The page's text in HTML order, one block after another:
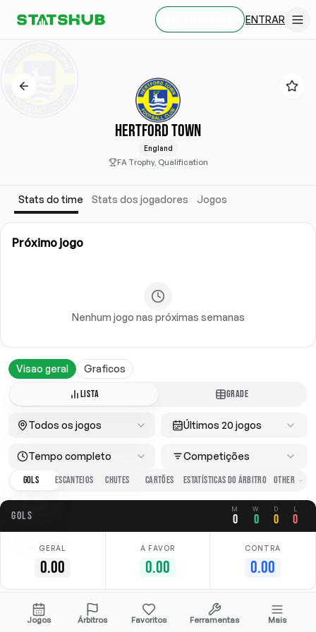
ENTRAR
HERTFORD TOWN
England
FA Trophy, Qualification
Stats do time Stats dos jogadores Jogos
Próximo jogo
Nenhum jogo nas próximas semanas
Visao geral Graficos
LISTA GRADE
Todos os jogos Últimos 20 jogos
Tempo completo
Competições
GOLS
ESCANTEIOS CHUTES CARTÕES ESTATÍSTICAS DO ÁRBITRO
GOLS M
0
W
0
D
0
L
0
GERAL
0.00
A FAVOR
0.00
CONTRA
0.00
Sem dados disponíveis
Jogos Árbitros Favoritos Ferramentas Mais